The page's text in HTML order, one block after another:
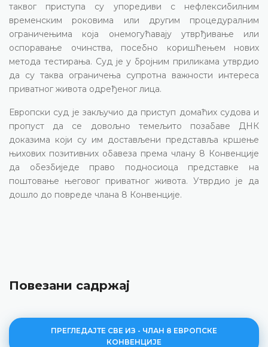
таквог приступа су упоредиви с нефлексибилним
временским роковима или другим процедуралним
ограничењима која онемогућавају утврђивање или
оспоравање очинства, посебно коришћењем нових
метода тестирања. Суд је у бројним приликама утврдио
да су таква ограничења супротна важности интереса
приватног живота одређеног лица.
Европски суд је закључио да приступ домаћих судова и
пропуст да се довољно темељито позабаве ДНК
доказима који су им достављени представља кршење
њихових позитивних обавеза према члану 8 Конвенције
да обезбиједе право подносиоца представке на
поштовање његовог приватног живота. Утврдио је да
дошло до повреде члана 8 Конвенције.
Повезани садржај
ПРЕГЛЕДАЈТЕ СВЕ ИЗ - ЧЛАН 8 ЕВРОПСКЕ
КОНВЕНЦИЈЕ